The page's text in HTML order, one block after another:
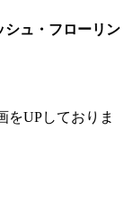
シュ・フローリン
をUPしておりま